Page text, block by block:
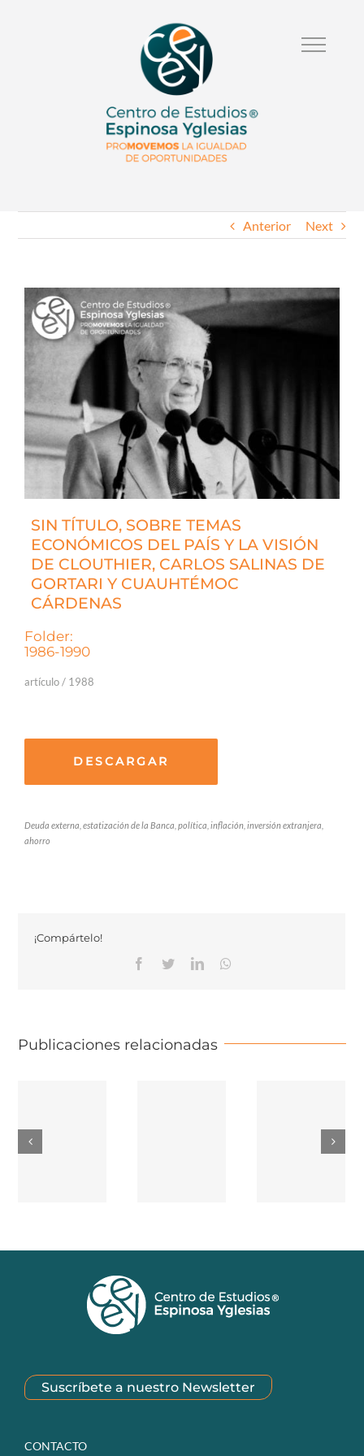
Anterior Next
SIN TÍTULO, SOBRE TEMAS
ECONÓMICOS DEL PAÍS Y LA VISIÓN
DE CLOUTHIER, CARLOS SALINAS DE
GORTARI Y CUAUHTÉMOC
CÁRDENAS
Folder:
1986-1990
artículo / 1988
DESCARGAR
Deuda externa, estatización de la Banca, política, inflación, inversión extranjera,
ahorro
¡Compártelo!
Facebook
TwitterLinkedinWhatsapp
Publicaciones relacionadas
Suscríbete a nuestro Newsletter
CONTACTO